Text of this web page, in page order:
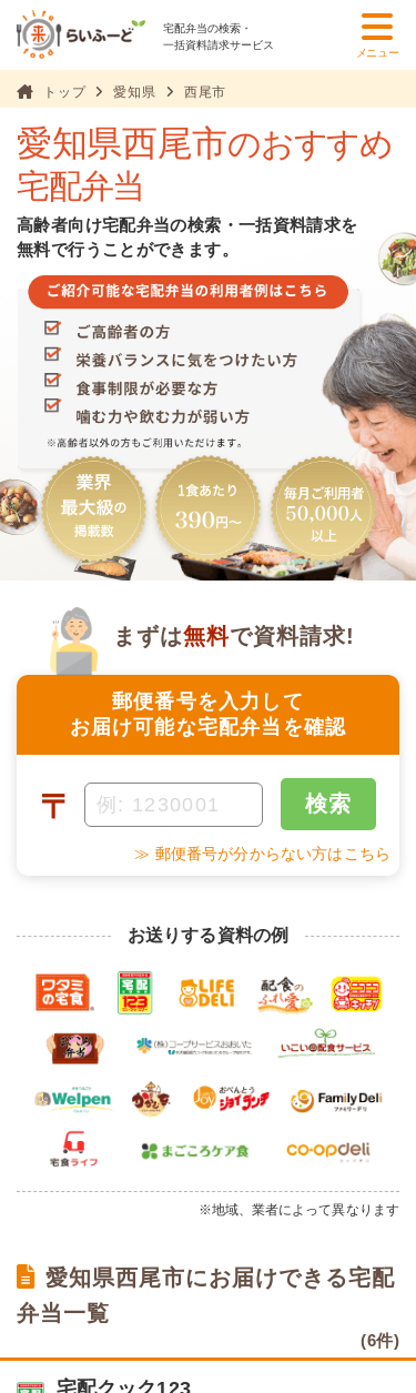
宅配弁当の検索・
一括資料請求サービス
メニュー
トップ 愛知県 西尾市
愛知県西尾市のおすすめ
宅配弁当
高齢者向け宅配弁当の検索・一括資料請求を
無料で行うことができます。
郵便番号を入力して
お届け可能な宅配弁当を確認
まずは無料で資料請求!
〒 検索
≫ 郵便番号が分からない方はこちら
お送りする資料の例
※地域、業者によって異なります
愛知県西尾市にお届けできる宅配
弁当一覧
(6件)